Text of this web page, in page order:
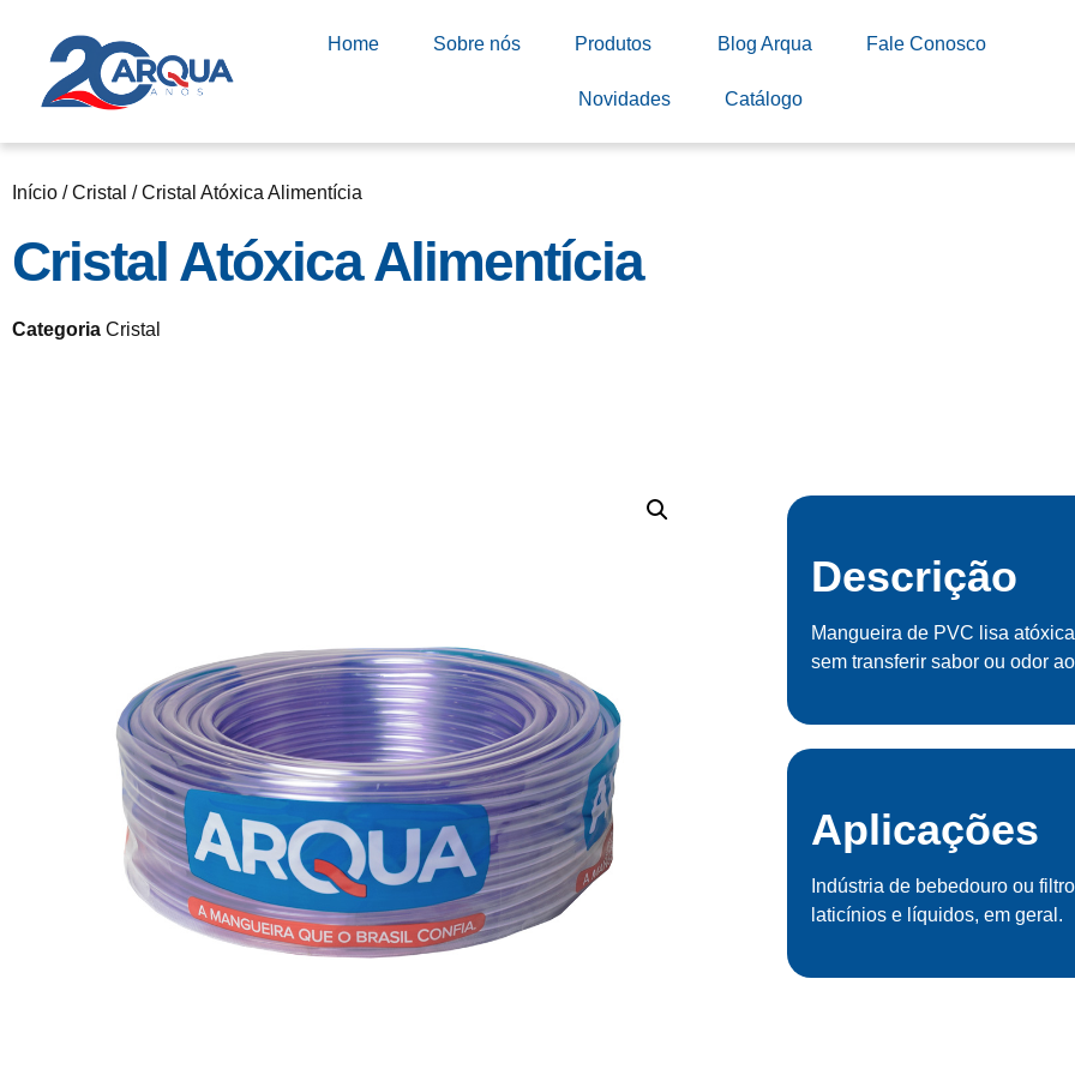
Home Sobre nós Produtos Blog Arqua Fale Conosco
Novidades Catálogo
Início /Cristal / Cristal Atóxica Alimentícia
Cristal Atóxica Alimentícia
Categoria Cristal
Descrição
Mangueira de PVC lisa
sem transferir sabor ou odor
Aplicações
Indústria de bebedouro ou
laticínios e líquidos, em geral.